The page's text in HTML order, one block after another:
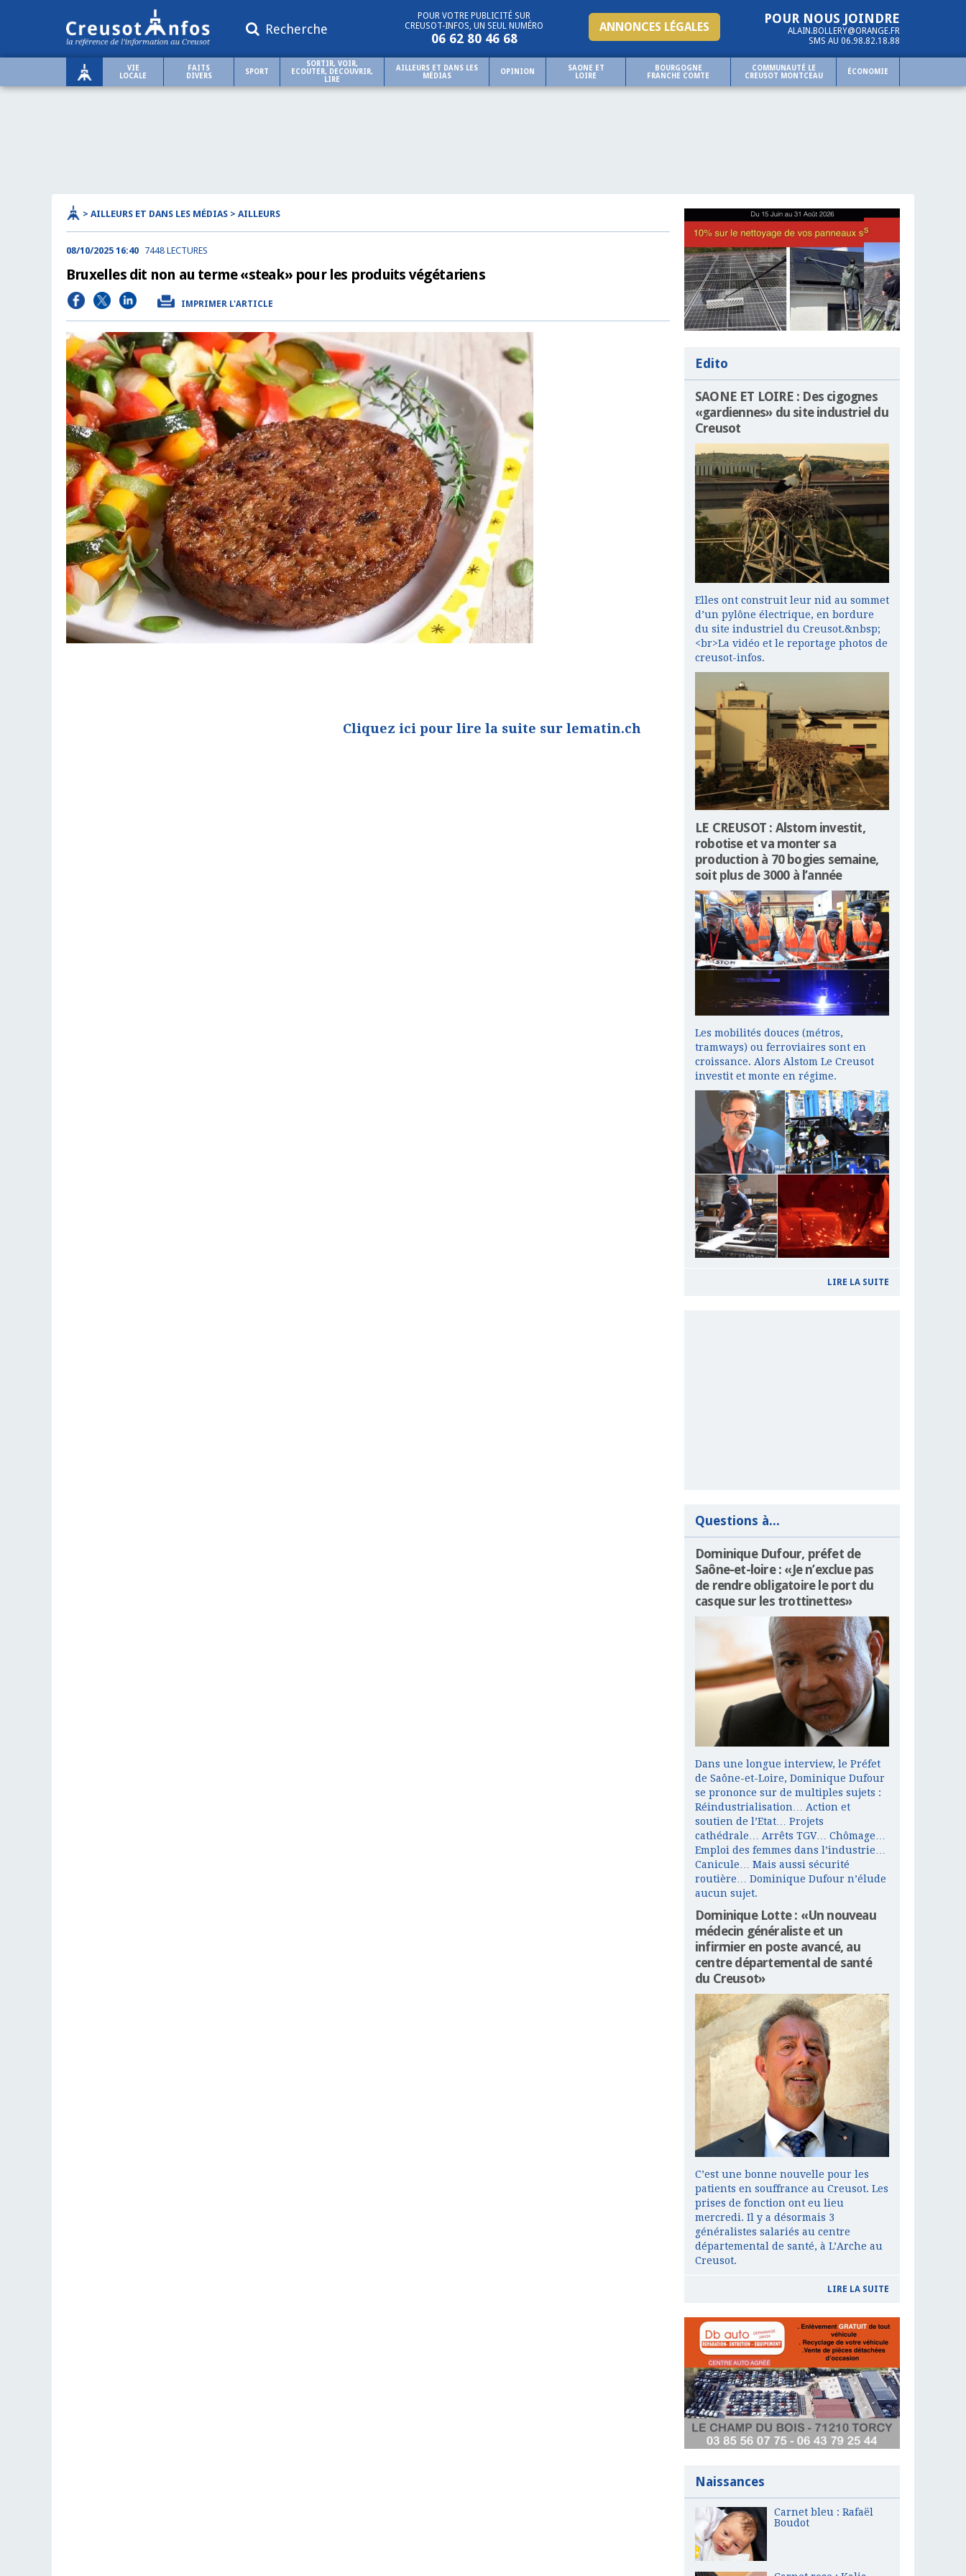
Recherche
POUR NOUS JOINDRE
ALAIN.BOLLERY@ORANGE.FR
SMS AU 06.98.82.18.88
ANNONCES LÉGALES
POUR VOTRE PUBLICITÉ SUR
CREUSOT-INFOS, UN SEUL NUMÉRO
06 62 80 46 68
VIE
LOCALE
FAITS
DIVERS
SPORT
SORTIR, VOIR,
ECOUTER, DECOUVRIR,
LIRE
AILLEURS ET DANS LES
MÉDIAS
OPINION
SAONE ET
LOIRE
BOURGOGNE
FRANCHE COMTE
COMMUNAUTÉ LE
CREUSOT MONTCEAU
ÉCONOMIE
> AILLEURS ET DANS LES MÉDIAS > AILLEURS
08/10/2025 16:40 7448 LECTURES
Bruxelles dit non au terme «steak» pour les produits végétariens
IMPRIMER L'ARTICLE
Cliquez ici pour lire la suite sur lematin.ch
Edito
SAONE ET LOIRE : Des cigognes
«gardiennes» du site industriel du
Creusot
Elles ont construit leur nid au sommet
d’un pylône électrique, en bordure
du site industriel du Creusot.&nbsp;
<br>La vidéo et le reportage photos de
creusot-infos.
LE CREUSOT : Alstom investit,
robotise et va monter sa
production à 70 bogies semaine,
soit plus de 3000 à l’année
Les mobilités douces (métros,
tramways) ou ferroviaires sont en
croissance. Alors Alstom Le Creusot
investit et monte en régime.
LIRE LA SUITE
Questions à...
Dominique Dufour, préfet de
Saône-et-loire : «Je n’exclue pas
de rendre obligatoire le port du
casque sur les trottinettes»
Dans une longue interview, le Préfet
de Saône-et-Loire, Dominique Dufour
se prononce sur de multiples sujets :
Réindustrialisation… Action et
soutien de l’Etat… Projets
cathédrale… Arrêts TGV… Chômage…
Emploi des femmes dans l’industrie…
Canicule… Mais aussi sécurité
routière… Dominique Dufour n’élude
aucun sujet.
Dominique Lotte : «Un nouveau
médecin généraliste et un
infirmier en poste avancé, au
centre départemental de santé
du Creusot»
C’est une bonne nouvelle pour les
patients en souffrance au Creusot. Les
prises de fonction ont eu lieu
mercredi. Il y a désormais 3
généralistes salariés au centre
départemental de santé, à L’Arche au
Creusot.
LIRE LA SUITE
Naissances
Carnet bleu : Rafaël
Boudot